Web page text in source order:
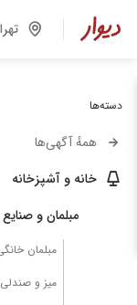
دسته‌ها
همهٔ آگهی‌ها
خانه و آشپزخانه
مبلمان و
مبلمان
میز و